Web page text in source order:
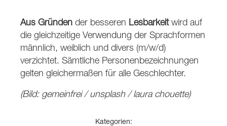
Aus Gründen der besseren Lesbarkeitwird auf
die gleichzeitige Verwendung der Sprachformen
männlich, weiblich und divers (m/w/d)
verzichtet. Sämtliche Personenbezeichnungen
gelten gleichermaßen für alle Geschlechter.
(Bild: gemeinfrei / unsplash / laura chouette)
Kategorien: